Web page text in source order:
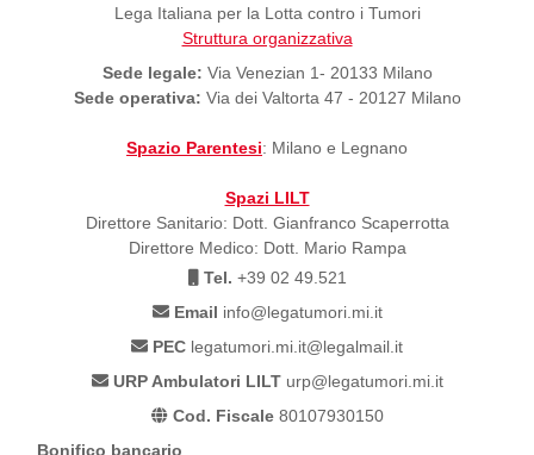
Lega Italiana per la Lotta contro i Tumori
Struttura organizzativa
Sede legale: Via Venezian 1- 20133 Milano
Sede operativa: Via dei Valtorta 47 - 20127 Milano
Spazio Parentesi: Milano e Legnano
Spazi LILT
Direttore Sanitario: Dott. Gianfranco Scaperrotta
Direttore Medico: Dott. Mario Rampa
Tel. +39 02 49.521
Email info@legatumori.mi.it
PEC legatumori.mi.it@legalmail.it
URP Ambulatori LILTurp@legatumori.mi.it
Cod. Fiscale80107930150
Bonifico bancario